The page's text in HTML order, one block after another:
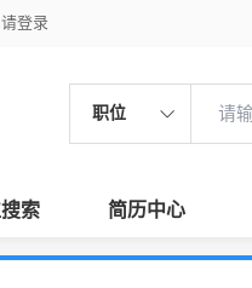
请登录
职位
索 简历中心